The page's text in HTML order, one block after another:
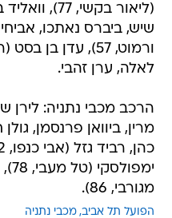
(ליאור
שיש, ביברס נאתכו, אביחי
לאלה, ערן זהבי.
הרכב מכבי נתניה: לירן
מרין, ביוואן פרנסמן,
מגורבי, 86).
הפועל תל אביב מכבי נתניה